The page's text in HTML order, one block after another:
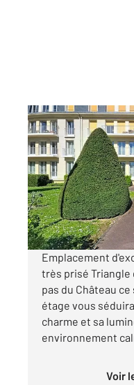
COMPIEGNE 60
56,77 m 2 , 2 pièces
Ref : 17898
Appartement
800 €
par mois charges
Emplacement
très prisé Triangle
pas du Château
étage vous
charme et sa
environnement
Voir